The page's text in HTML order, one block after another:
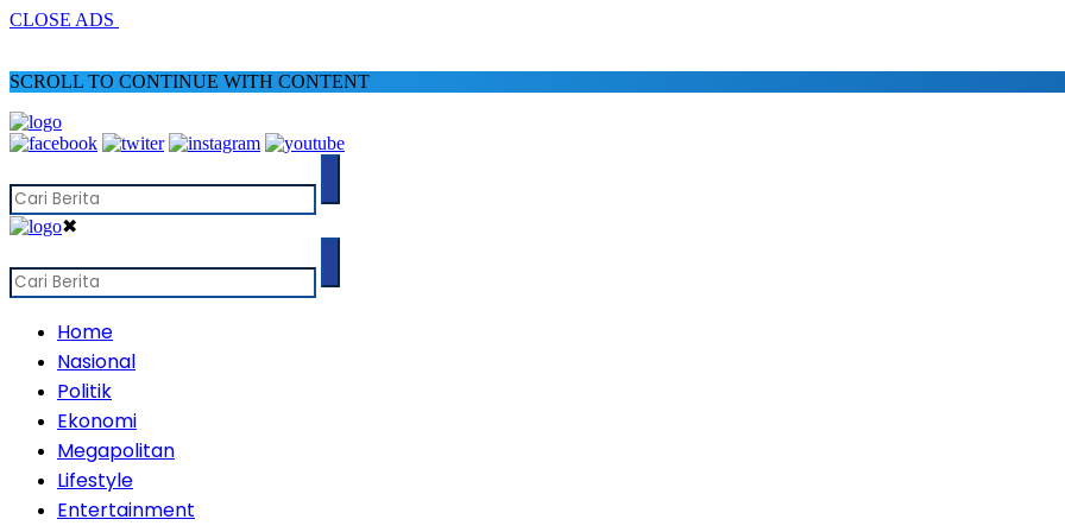
CLOSE ADS
SCROLL TO CONTINUE WITH CONTENT
✖
Home
Nasional
Politik
Ekonomi
Megapolitan
Lifestyle
Entertainment